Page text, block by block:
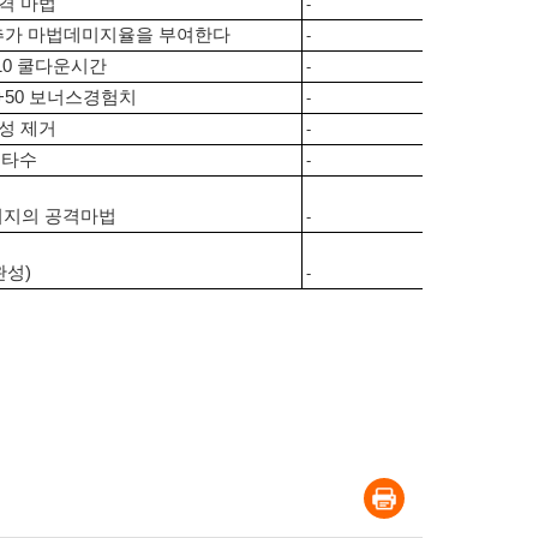
-
마법데미지율을 부여한다 -
쿨다운시간 -
보너스경험치 -
제거 -
수 -
의 공격마법 -
성) -